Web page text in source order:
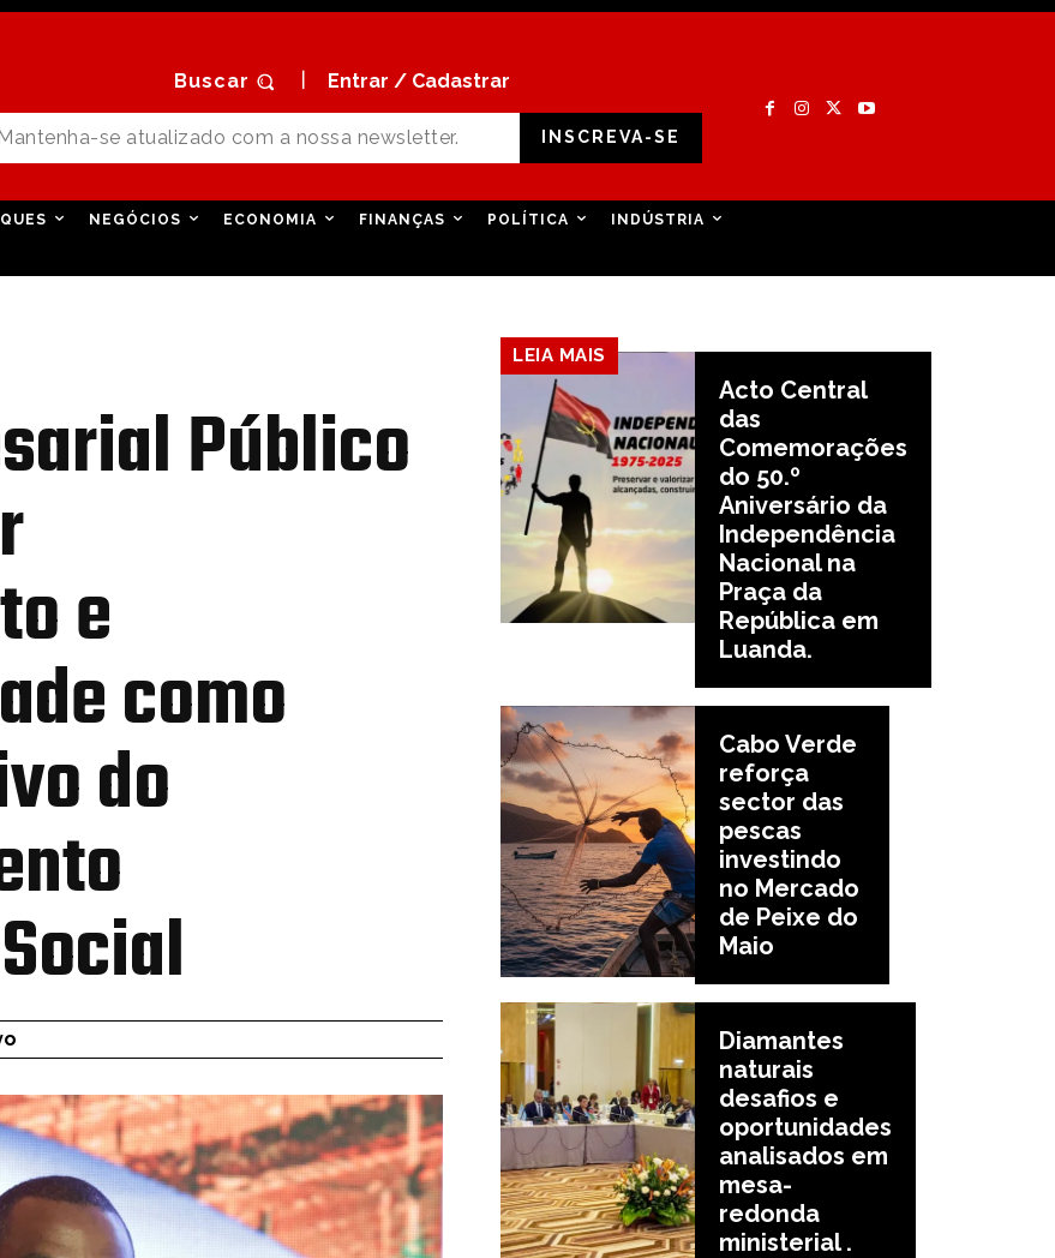
Buscar Entrar / Cadastrar
INSCREVA-SE
NEGÓCIOS ECONOMIA FINANÇAS POLÍTICA INDÚSTRIA
Público
e
como
do
LEIA MAIS
Acto Central
das
Comemorações
do 50.º
Aniversário da
Independência
Nacional na
Praça da
República em
Luanda.
Cabo Verde
reforça
sector das
pescas
investindo
no Mercado
de Peixe do
Maio
Diamantes
naturais
desafios e
oportunidades
analisados em
mesa-
redonda
ministerial .